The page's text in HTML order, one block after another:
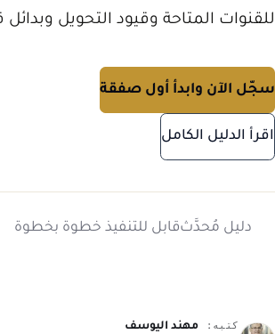
للقنوات المتاحة وقيود التحويل وبدائل
سجّل الآن وابدأ أول صفقة
اقرأ الدليل الكامل
دليل مُحدَّثقابل للتنفيذ خطوة بخطوة
كتبه:
مهند اليوسف